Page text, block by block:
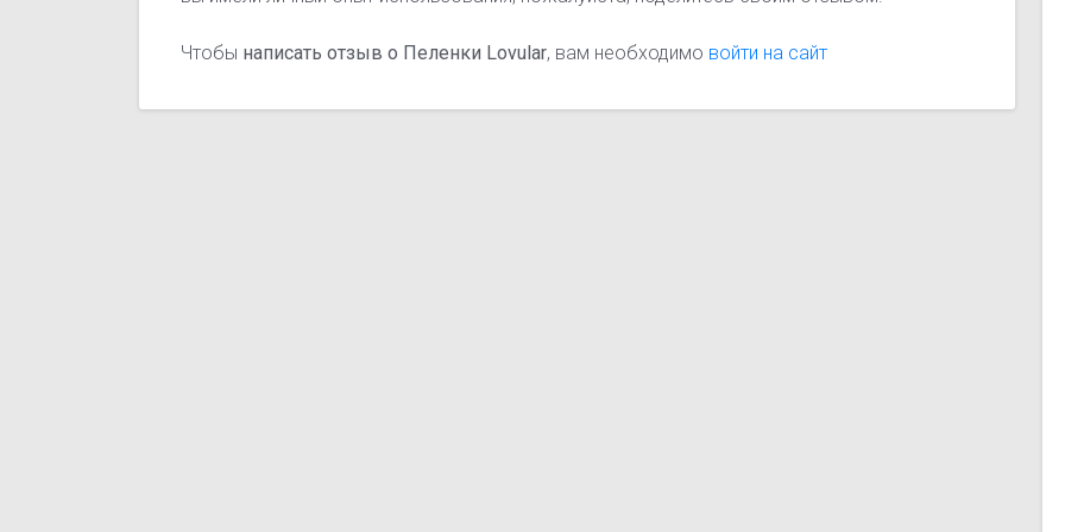
Чтобы написать отзыв о Пеленки Lovular, вам необходимо войти на сайт